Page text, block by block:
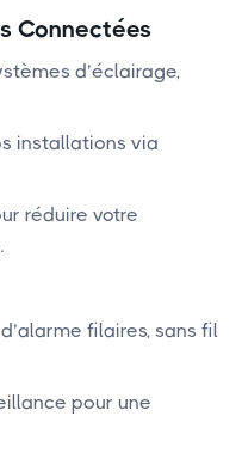
Connectées
d’éclairage,
installations via
réduire votre
filaires, sans fil
pour une